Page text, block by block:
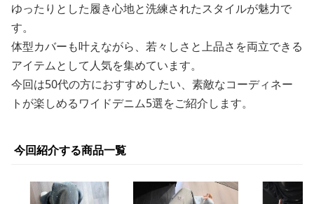
ゆったりとした履き心地と洗練されたスタイルが魅力で
す。
体型カバーも叶えながら、若々しさと上品さを両立できる
アイテムとして人気を集めています。
今回は50代の方におすすめしたい、素敵なコーディネー
トが楽しめるワイドデニム5選をご紹介します。
今回紹介する商品一覧